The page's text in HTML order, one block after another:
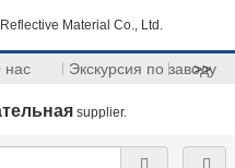
Material Co., Ltd.
нас Экскурсия по заводу
>>
supplier.